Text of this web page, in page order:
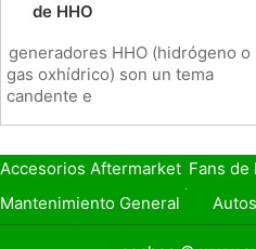
de HHO
generadores HHO (hidrógeno o
gas oxhídrico) son un tema
candente e
Accesorios Aftermarket Fans de
Seguro de Coche
Préstamos
Mantenimiento General
Seguridad Vial